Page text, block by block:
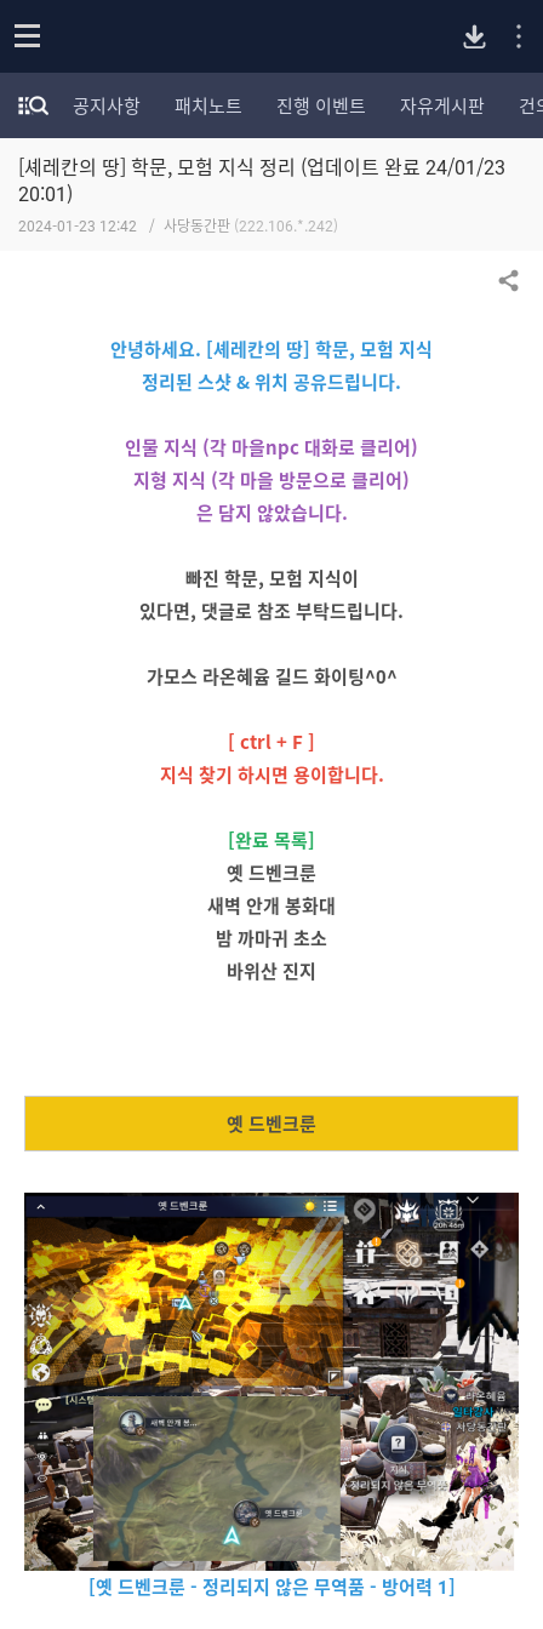
p
e
n
모
험
가
포
카
공지사항 패치노트 진행 이벤트 자유게시판 건
[셰레칸의 땅] 학문, 모험 지식 정리 (업데이트 완료 24/01/23
20:01)
2024-01-23 12:42 사당동간판 (222.106.*.242)
공유하기
안녕하세요. [셰레칸의 땅] 학문, 모험 지식
정리된 스샷 & 위치 공유드립니다.
인물 지식 (각 마을npc 대화로 클리어)
지형 지식 (각 마을 방문으로 클리어)
은 담지 않았습니다.
빠진 학문, 모험 지식이
있다면, 댓글로 참조 부탁드립니다.
가모스 라온혜윰 길드 화이팅^0^
[ ctrl + F ]
지식 찾기 하시면 용이합니다.
[완료 목록]
옛 드벤크룬
새벽 안개 봉화대
밤 까마귀 초소
바위산 진지
옛 드벤크룬
[옛 드벤크룬 - 정리되지 않은 무역품 - 방어력 1]